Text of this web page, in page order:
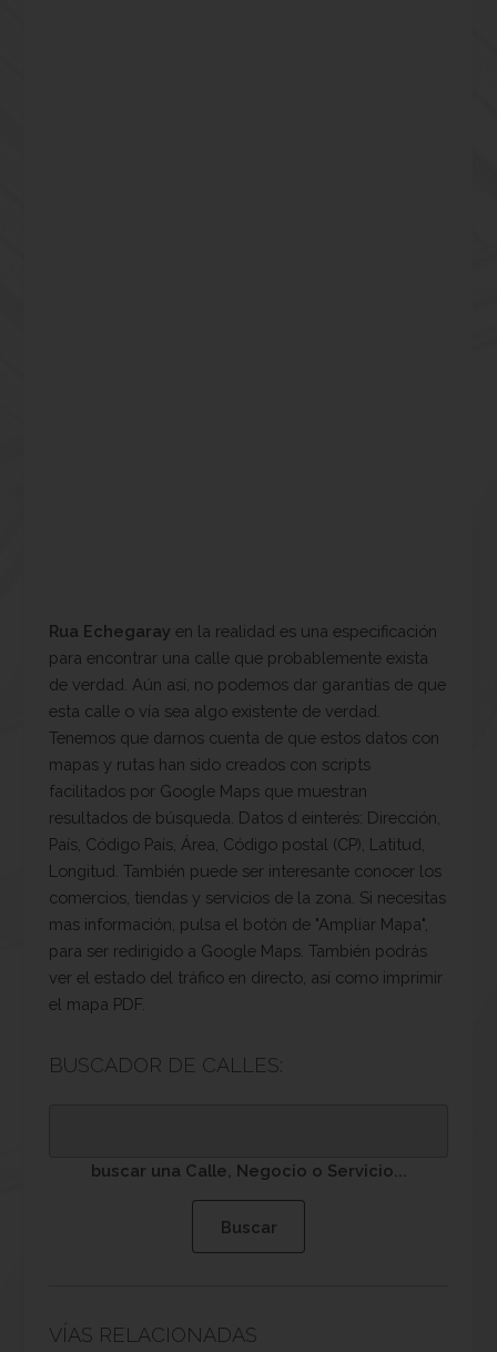
Rua Echegaray en la realidad es una especificación
para encontrar una calle que probablemente exista
de verdad. Aún así, no podemos dar garantías de que
esta calle o vía sea algo existente de verdad.
Tenemos que darnos cuenta de que estos datos con
mapas y rutas han sido creados con scripts
facilitados por Google Maps que muestran
resultados de búsqueda. Datos d einterés: Dirección,
País, Código País, Área, Código postal (CP), Latitud,
Longitud. También puede ser interesante conocer los
comercios, tiendas y servicios de la zona. Si necesitas
mas información, pulsa el botón de "Ampliar Mapa",
para ser redirigido a Google Maps. También podrás
ver el estado del tráfico en directo, así como imprimir
el mapa PDF.
BUSCADOR DE CALLES:
buscar una Calle, Negocio o Servicio...
VÍAS RELACIONADAS